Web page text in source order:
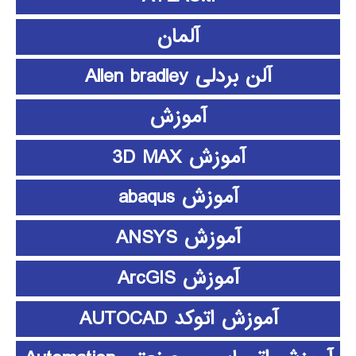
آلمان
آلن بردلی Allen bradley
آموزش
آموزش 3D MAX
آموزش abaqus
آموزش ANSYS
آموزش ArcGIS
آموزش اتوکد AUTOCAD